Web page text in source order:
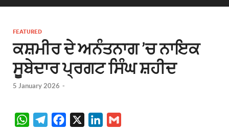
FEATURED
ਕਸ਼ਮੀਰ ਦੇ ਅਨੰਤਨਾਗ ’ਚ ਨਾਇਕ
ਸੂਬੇਦਾਰ ਪ੍ਰਗਟ ਸਿੰਘ ਸ਼ਹੀਦ
5 January 2026 -
W